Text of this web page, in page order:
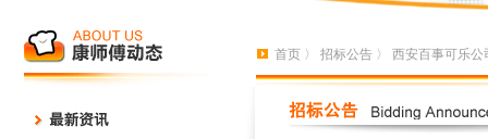
首页 〉 招标公告 〉 西安百事可乐